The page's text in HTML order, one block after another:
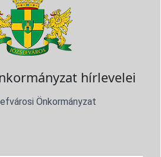
hírlevelei
Önkormányzat